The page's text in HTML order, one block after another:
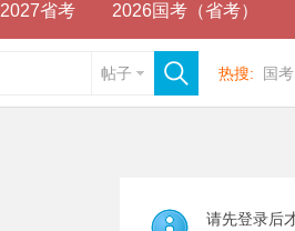
2027省考 2026国考（省考）
帖子 热搜: 国考
请先登录后